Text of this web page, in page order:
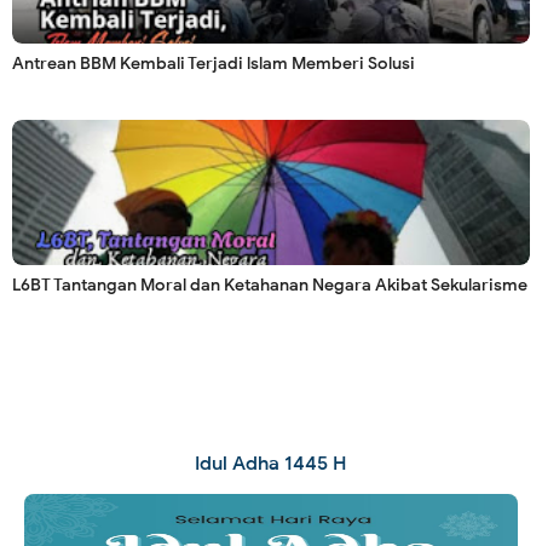
Antrean BBM Kembali Terjadi lslam Memberi Solusi
L6BT Tantangan Moral dan Ketahanan Negara Akibat Sekularisme
Idul Adha 1445 H